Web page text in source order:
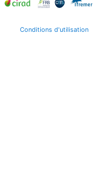
Conditions d'utilisation